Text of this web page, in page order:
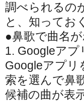
調べられるの
と、知ってお
●鼻歌で曲名が
1. Googleアプ
Googleアプリ
索を選んで鼻
候補の曲が表